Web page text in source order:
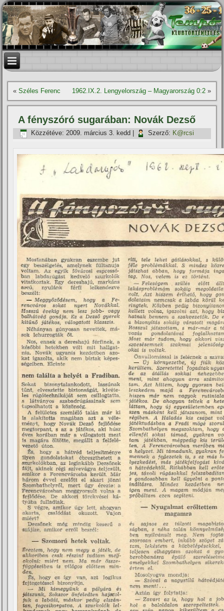
«Széles Ferenc 1962.IX.2. Lengyelország – Magyarország 0:2»
A fényszóró sugarában: Novák Dezső
Közzétéve: 2009. március 3. kedd Szerző: K@rcsi